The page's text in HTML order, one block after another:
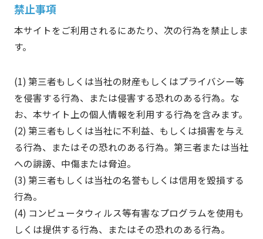
禁止事項
本サイトをご利用されるにあたり、次の行為を禁止しま
す。
第三者もしくは当社の財産もしくはプライバシー等
を侵害する行為、または侵害する恐れのある行為。な
お、本サイト上の個人情報を利用する行為を含みます。
第三者もしくは当社に不利益、もしくは損害を与え
る行為、またはその恐れのある行為。第三者または当社
への誹謗、中傷または脅迫。
第三者もしくは当社の名誉もしくは信用を毀損する
行為。
コンピュータウィルス等有害なプログラムを使用も
しくは提供する行為、またはその恐れのある行為。